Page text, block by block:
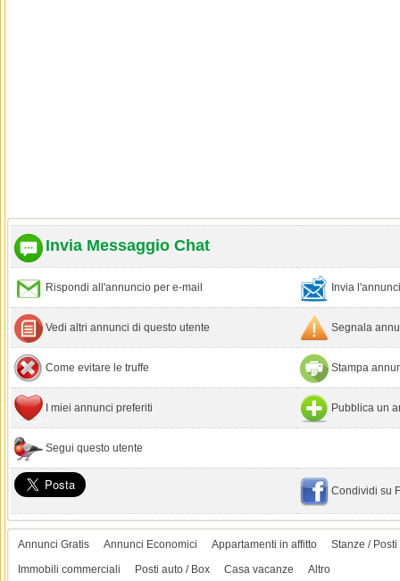
Invia Messaggio Chat
Rispondi all'annuncio per e-mail Invia
Vedi altri annunci di questo utente Segnala
Come evitare le truffe Stampa
I miei annunci preferiti Pubblica un
Segui questo utente
Condividi su
Annunci Gratis Annunci Economici Appartamenti in affitto
Stanze / Posti
Immobili commerciali
Posti auto / Box Casa vacanze Altro